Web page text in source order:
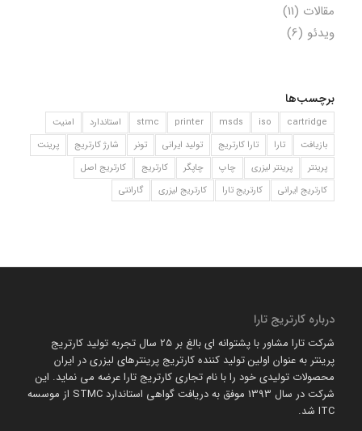
مقالات (11)
ویدئو (6)
برچسب‌ها
cartridge
iso
msds
printer
stmc استاندارد
امنیت
بازیافت
تارا تارا کارتریج تولید ایرانی تونر شارژ کارتریج
پرینت
پرینتر
پرینتر لیزری چاپ چاپگر کارتریج
کارتریج اصل
کارتریج ایرانی
کارتریج تارا کارتریج لیزری گارانتی
درباره کارتریج تارا
شرکت تارا مشاور با پشتوانه ای بالغ بر 25 سال تجربه تولید کارتریج
پرینتر به عنوان اولین تولید کننده کارتریج پرینترهای لیزری در ایران
محصولات تولیدی خود را با نام تجاری کارتریج تارا عرضه می نماید. این
شرکت در سال 1393 موفق به دریافت گواهی استاندارد STMC از موسسه
ITC شد.